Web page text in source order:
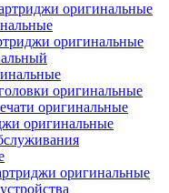
оригинальные
оригинальные
оригинальные
оригинальные
оригинальные
оригинальные